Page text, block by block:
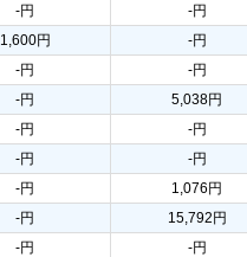
-円
-円
1,600円
-円
-円
-円
-円
5,038円
-円
-円
-円
-円
-円
1,076円
-円
15,792円
-円 -円